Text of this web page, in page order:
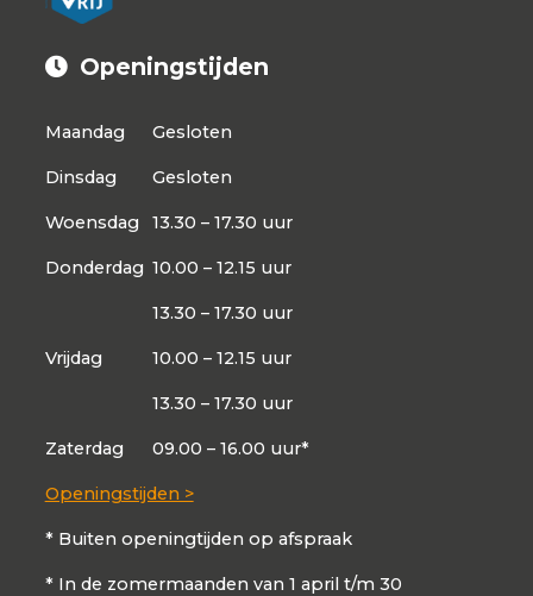
Openingstijden
Maandag Gesloten
Dinsdag Gesloten
Woensdag 13.30 – 17.30 uur
Donderdag 10.00 – 12.15 uur
13.30 – 17.30 uur
Vrijdag 10.00 – 12.15 uur
13.30 – 17.30 uur
Zaterdag 09.00 – 16.00 uur*
Openingstijden >
* Buiten openingtijden op afspraak
* In de zomermaanden van 1 april t/m 30